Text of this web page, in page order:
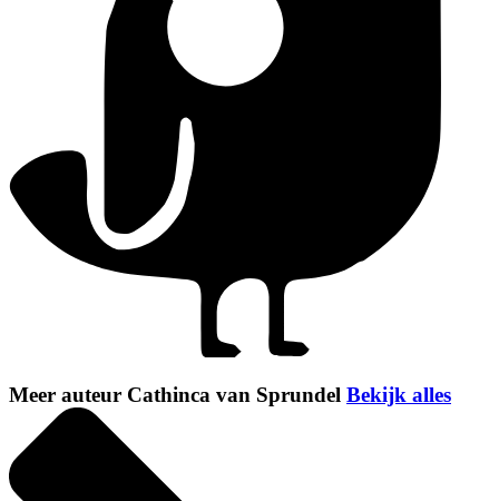
Meer auteur Cathinca van Sprundel Bekijk alles